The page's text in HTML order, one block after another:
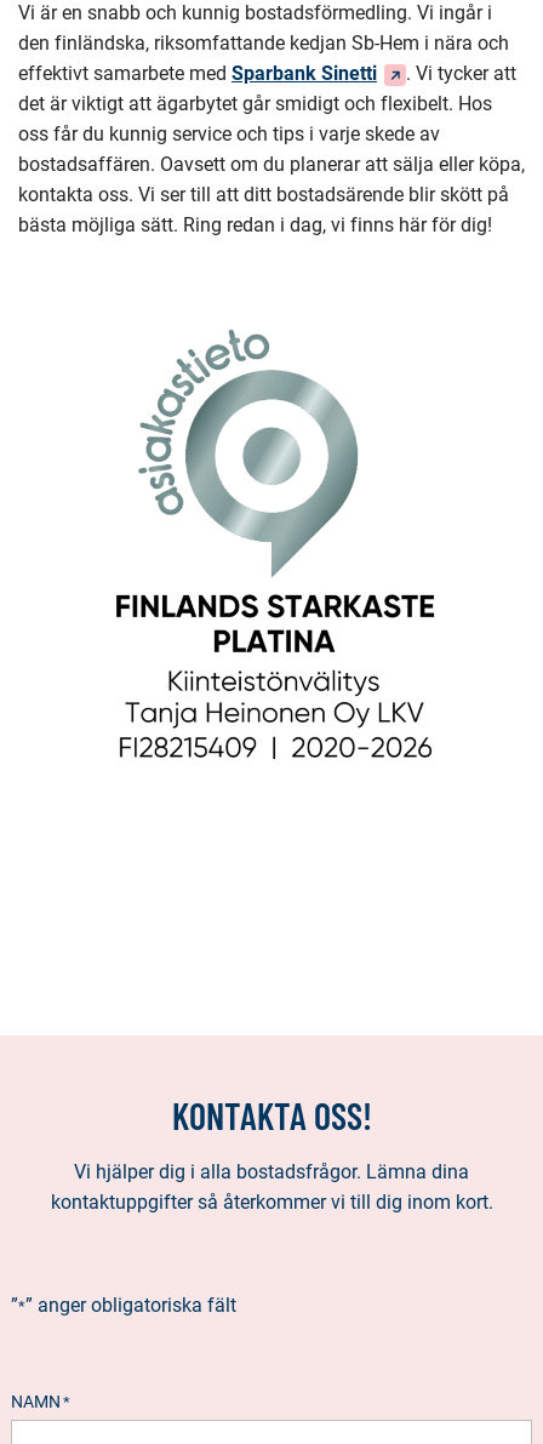
Vi är en snabb och kunnig bostadsförmedling. Vi ingår i
den finländska, riksomfattande kedjan Sb-Hem i nära och
effektivt samarbete med Sparbank Sinetti(Du
dirigeras
till
en
annan
tjänst)
. Vi tycker att
det är viktigt att ägarbytet går smidigt och flexibelt. Hos
oss får du kunnig service och tips i varje skede av
bostadsaffären. Oavsett om du planerar att sälja eller köpa,
kontakta oss. Vi ser till att ditt bostadsärende blir skött på
bästa möjliga sätt. Ring redan i dag, vi finns här för dig!
KONTAKTA OSS!
Vi hjälper dig i alla bostadsfrågor. Lämna dina
kontaktuppgifter så återkommer vi till dig inom kort.
”*” anger obligatoriska fält
NAMN *